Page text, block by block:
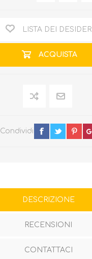
LISTA DEI DESIDERI
ACQUISTA
Condividi
DESCRIZIONE
RECENSIONI
CONTATTACI